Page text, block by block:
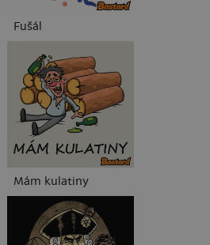
Fušál
Mám kulatiny